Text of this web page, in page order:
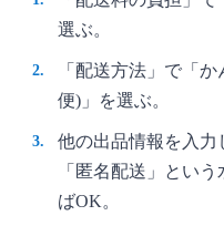
選ぶ。
「配送方法」で「
便)」を選ぶ。
他の出品情報を入力
「匿名配送」とい
ばOK。